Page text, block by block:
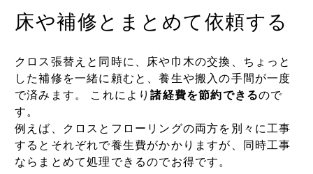
床や補修とまとめて依頼する
クロス張替えと同時に、床や巾木の交換、ちょっと
した補修を一緒に頼むと、養生や搬入の手間が一度
で済みます。 これにより諸経費を節約できるので
す。
例えば、クロスとフローリングの両方を別々に工事
するとそれぞれで養生費がかかりますが、同時工事
ならまとめて処理できるのでお得です。